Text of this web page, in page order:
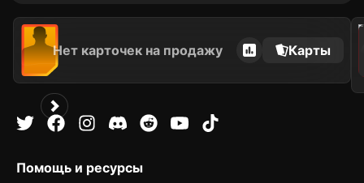
Нет карточек на продажу Карты
2025
Помощь и ресурсы